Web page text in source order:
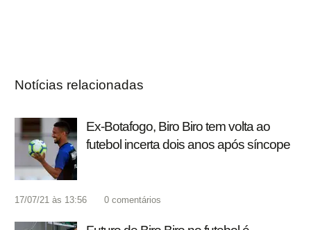
Notícias relacionadas
Ex-Botafogo, Biro Biro tem volta ao
futebol incerta dois anos após síncope
17/07/21 às 13:56 0 comentários